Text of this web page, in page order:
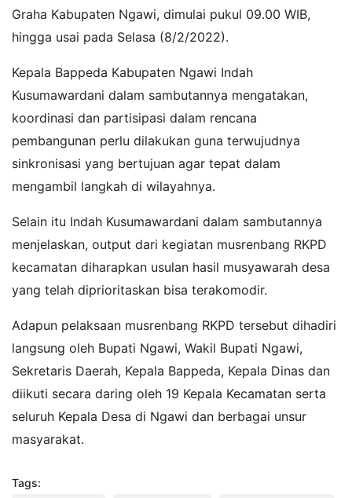
Graha Kabupaten Ngawi, dimulai pukul 09.00 WIB,
hingga usai pada Selasa (8/2/2022).
Kepala Bappeda Kabupaten Ngawi Indah
Kusumawardani dalam sambutannya mengatakan,
koordinasi dan partisipasi dalam rencana
pembangunan perlu dilakukan guna terwujudnya
sinkronisasi yang bertujuan agar tepat dalam
mengambil langkah di wilayahnya.
Selain itu Indah Kusumawardani dalam sambutannya
menjelaskan, output dari kegiatan musrenbang RKPD
kecamatan diharapkan usulan hasil musyawarah desa
yang telah diprioritaskan bisa terakomodir.
Adapun pelaksaan musrenbang RKPD tersebut dihadiri
langsung oleh Bupati Ngawi, Wakil Bupati Ngawi,
Sekretaris Daerah, Kepala Bappeda, Kepala Dinas dan
diikuti secara daring oleh 19 Kepala Kecamatan serta
seluruh Kepala Desa di Ngawi dan berbagai unsur
masyarakat.
Tags: